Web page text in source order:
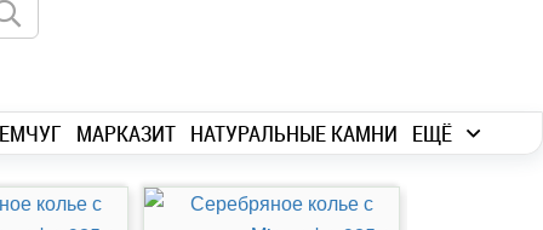
МАРКАЗИТ НАТУРАЛЬНЫЕ КАМНИ ЕЩЁ